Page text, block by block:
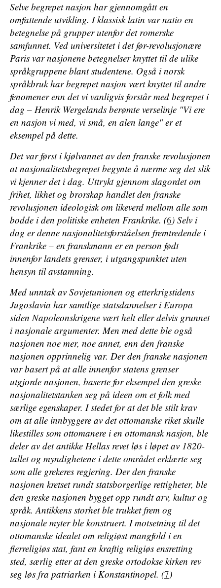
Selve begrepetnasjon har gjennomgått en
omfattende utvikling. I klassisk latin varnatio en
betegnelse på grupper utenfor det romerske
samfunnet. Ved universitetet i det før-revolusjonære
Paris var nasjonene betegnelser knyttet til de ulike
språkgruppene blant studentene. Også i norsk
språkbruk har begrepet nasjon vært knyttet til andre
fenomener enn det vi vanligvis forstår med begrepet i
dag – Henrik Wergelands berømte verselinje "Vi ere
en nasjon vi med, vi små, en alen lange" er et
eksempel på dette.
Det var først i kjølvannet av den franske revolusjonen
at nasjonalitetsbegrepet begynte å nærme seg det slik
vi kjenner det i dag. Uttrykt gjennom slagordet om
frihet, likhet og brorskap handlet den franske
revolusjonen ideologisk om likeverd mellom alle som
bodde i den politiske enheten Frankrike. (6) Selv i
dag er denne nasjonalitetsforståelsen fremtredende i
Frankrike – en franskmann er en person født
innenfor landets grenser, i utgangspunktet uten
hensyn til avstamning.
Med unntak av Sovjetunionen og etterkrigstidens
Jugoslavia har samtlige statsdannelser i Europa
siden Napoleonskrigene vært helt eller delvis grunnet
i nasjonale argumenter. Men med dette ble også
nasjonen noe mer, noe annet, enn den franske
nasjonen opprinnelig var. Der den franske nasjonen
var basert på at alle innenfor statens grenser
utgjorde nasjonen, baserte for eksempel den greske
nasjonalitetstanken seg på ideen om et folk med
særlige egenskaper. I stedet for at det ble stilt krav
om at alle innbyggere av det ottomanske riket skulle
likestilles som ottomanere i en ottomansk nasjon, ble
deler av det antikke Hellas revet løs i løpet av 1820-
tallet og myndighetene i dette området erklærte seg
som alle grekeres regjering. Der den franske
nasjonen kretset rundt statsborgerlige rettigheter, ble
den greske nasjonen bygget opp rundt arv, kultur og
språk. Antikkens storhet ble trukket frem og
nasjonale myter ble konstruert. I motsetning til det
ottomanske idealet om religiøst mangfold i en
flerreligiøs stat, fant en kraftig religiøs ensretting
sted, særlig etter at den greske ortodokse kirken rev
seg løs fra patriarken i Konstantinopel. (7)